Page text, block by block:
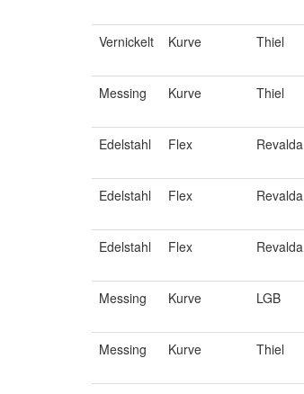
Vernickelt Kurve Thiel
Messing Kurve Thiel
Edelstahl Flex Revalda
Edelstahl
Flex Revalda
Edelstahl
Flex Revalda
Messing
Kurve LGB
Messing
Kurve Thiel